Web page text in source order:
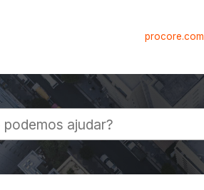
procore.com